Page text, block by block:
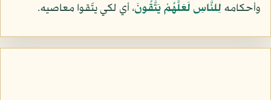
وأحكامه لِلنَّاسِ لَعَلَّهُمْ يَتَّقُونَ، أي لكي يتّقوا معاصيه.